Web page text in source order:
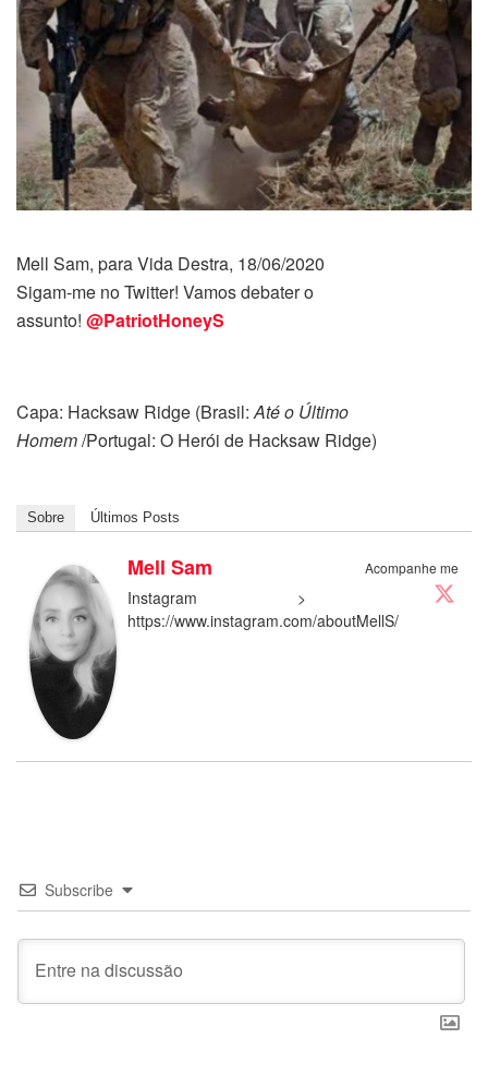
Mell Sam, para Vida Destra, 18/06/2020
Sigam-me no Twitter! Vamos debater o
assunto! @PatriotHoneyS
Capa: Hacksaw Ridge (Brasil:Até o Último
Homem/Portugal: O Herói de Hacksaw Ridge)
Sobre Últimos Posts
Acompanhe me
Mell Sam
Instagram >
https://www.instagram.com/aboutMellS/
Subscribe